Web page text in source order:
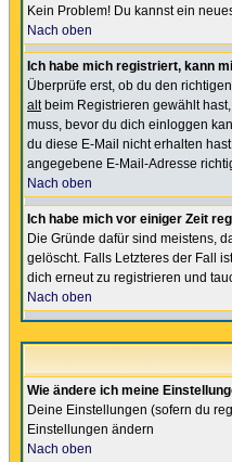
Kein Problem! Du kannst ein
Nach oben
Ich habe mich registriert, kann
Überprüfe erst, ob du den
altbeim Registrieren gewählt
muss, bevor du dich einloggen
du diese E-Mail nicht erhalten
angegebene E-Mail-Adresse
Nach oben
Ich habe mich vor einiger Zeit
Die Gründe dafür sind meistens,
gelöscht. Falls Letzteres der Fall
dich erneut zu registrieren und
Nach oben
Wie ändere ich meine
Deine Einstellungen (sofern du
Einstellungen ändern
Nach oben